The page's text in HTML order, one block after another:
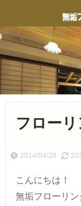
フロー
2014/04/28
こんにちは！
無垢フローリ